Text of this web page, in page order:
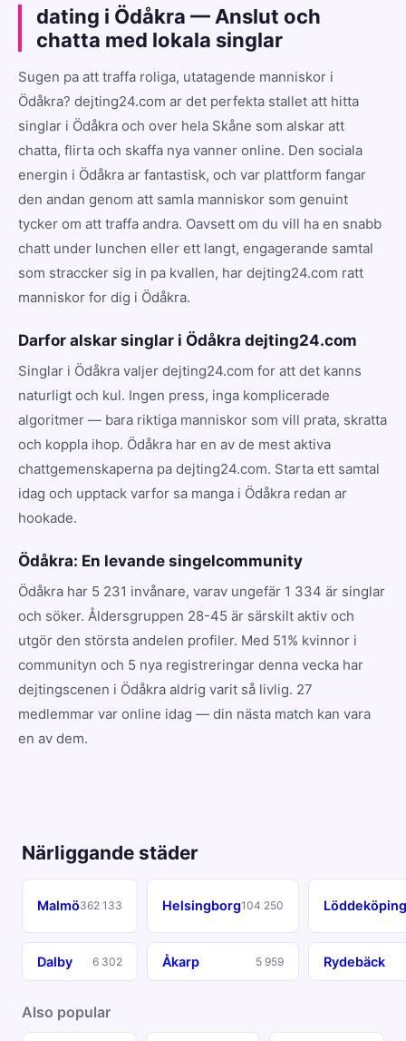
dating i Ödåkra — Anslut och
chatta med lokala singlar
Sugen pa att traffa roliga, utatagende manniskor i
Ödåkra? dejting24.com ar det perfekta stallet att hitta
singlar i Ödåkra och over hela Skåne som alskar att
chatta, flirta och skaffa nya vanner online. Den sociala
energin i Ödåkra ar fantastisk, och var plattform fangar
den andan genom att samla manniskor som genuint
tycker om att traffa andra. Oavsett om du vill ha en snabb
chatt under lunchen eller ett langt, engagerande samtal
som straccker sig in pa kvallen, har dejting24.com ratt
manniskor for dig i Ödåkra.
Darfor alskar singlar i Ödåkra dejting24.com
Singlar i Ödåkra valjer dejting24.com for att det kanns
naturligt och kul. Ingen press, inga komplicerade
algoritmer — bara riktiga manniskor som vill prata, skratta
och koppla ihop. Ödåkra har en av de mest aktiva
chattgemenskaperna pa dejting24.com. Starta ett samtal
idag och upptack varfor sa manga i Ödåkra redan ar
hookade.
Ödåkra: En levande singelcommunity
Ödåkra har 5 231 invånare, varav ungefär 1 334 är singlar
och söker. Åldersgruppen 28-45 är särskilt aktiv och
utgör den största andelen profiler. Med 51% kvinnor i
communityn och 5 nya registreringar denna vecka har
dejtingscenen i Ödåkra aldrig varit så livlig. 27
medlemmar var online idag — din nästa match kan vara
en av dem.
Närliggande städer
Malmö362 133 Helsingborg104 250
Dalby 6 302 Åkarp 5 959 Rydebäck
Also popular